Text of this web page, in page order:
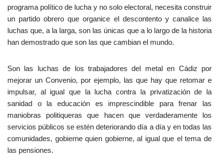
programa político de lucha y no solo electoral, necesita construir
un partido obrero que organice el descontento y canalice las
luchas que, a la larga, son las únicas que a lo largo de la historia
han demostrado que son las que cambian el mundo.
Son las luchas de los trabajadores del metal en Cádiz por
mejorar un Convenio, por ejemplo, las que hay que retomar e
impulsar, al igual que la lucha contra la privatización de la
sanidad o la educación es imprescindible para frenar las
maniobras politiqueras que hacen que verdaderamente los
servicios públicos se estén deteriorando día a día y en todas las
comunidades, gobierne quien gobierne, al igual que el tema de
las pensiones.